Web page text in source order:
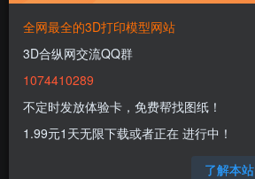
忍者神龟(9) 霸王龙(9)
蜥蜴(9) 圣诞
猴子(8)
河马(8) 犀牛(8)
三角龙(8) 灯光(8) 幽灵
全网最全的3D打印模型网站
3D合纵网交流QQ群
1074410289
不定时发放体验卡，免费帮找图纸！
1.99元1天无限下载或者正在 进行中！
了解本站